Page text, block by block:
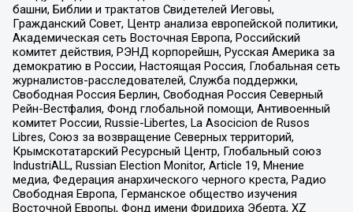
башни, Библии и трактатов Свидетелей Иеговы,
Гражданский Совет, Центр анализа европейской политики,
Академическая сеть Восточная Европа, Российский
комитет действия, РЭНД корпорейшн, Русская Америка за
демократию в России, Настоящая Россия, Глобальная сеть
журналистов-расследователей, Служба поддержки,
Свободная Россия Берлин, Свободная Россия Северный
Рейн-Вестфалия, Фонд глобальной помощи, Антивоенный
комитет России, Russie-Libertes, La Asocicion de Rusos
Libres, Союз за возвращение Северных территорий,
Крымскотатарский Ресурсный Центр, Глобальный союз
IndustriALL, Russian Election Monitor, Article 19, Мнение
медиа, Федерация анархического черного креста, Радио
Свободная Европа, Германское общество изучения
Восточной Европы, Фонд имени Фридриха Эберта, XZ